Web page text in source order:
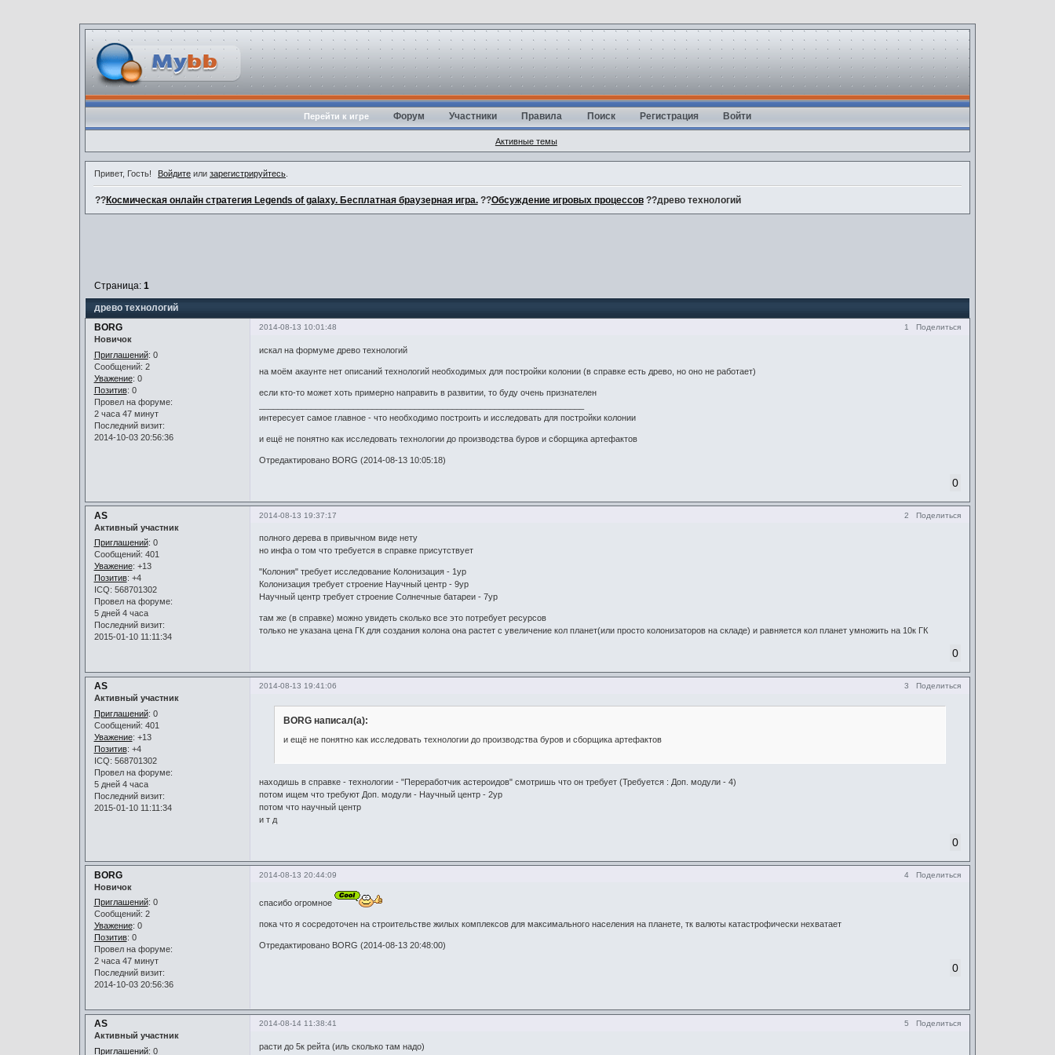
Перейти к игре Форум Участники Правила Поиск Регистрация Войти
Активные темы
Привет, Гость! Войдите илизарегистрируйтесь
??Космическая онлайн стратегия Legends of galaxy. Бесплатная браузерная игра.??Обсуждение игровых процессов??древо технологий
древо технологий
Страница: 1
Поделиться
1
2014-08-13 10:01:48
BORG
Новичок
Приглашений: 0
Сообщений: 2
Уважение: 0
Позитив: 0
Провел на форуме:
2 часа 47 минут
Последний визит:
2014-10-03 20:56:36
искал на формуме древо технологий
на моём акаунте нет описаний технологий необходимых для постройки колонии (в справке есть древо, но оно не работает)
если кто-то может хоть примерно направить в развитии, то буду очень признателен
интересует самое главное - что необходимо построить и исследовать для постройки колонии
и ещё не понятно как исследовать технологии до производства буров и сборщика артефактов
Отредактировано BORG (2014-08-13 10:05:18)
0
Поделиться
2
2014-08-13 19:37:17
AS
Активный участник
Приглашений: 0
Сообщений: 401
Уважение: +13
Позитив: +4
ICQ: 568701302
Провел на форуме:
5 дней 4 часа
Последний визит:
2015-01-10 11:11:34
полного дерева в привычном виде нету
но инфа о том что требуется в справке присутствует
"Колония" требует исследование Колонизация - 1ур
Колонизация требует строение Научный центр - 9ур
Научный центр требует строение Солнечные батареи - 7ур
там же (в справке) можно увидеть сколько все это потребует ресурсов
только не указана цена ГК для создания колона она растет с увеличение кол планет(или просто колонизаторов на складе) и равняется кол планет умножить на 10к ГК
0
Поделиться
3
2014-08-13 19:41:06
AS
Активный участник
Приглашений: 0
Сообщений: 401
Уважение: +13
Позитив: +4
ICQ: 568701302
Провел на форуме:
5 дней 4 часа
Последний визит:
2015-01-10 11:11:34
BORG написал(а):
и ещё не понятно как исследовать технологии до производства буров и сборщика артефактов
находишь в справке - технологии - "Переработчик астероидов" смотришь что он требует (Требуется : Доп. модули - 4)
потом ищем что требуют Доп. модули - Научный центр - 2ур
потом что научный центр
и т д
0
Поделиться
4
2014-08-13 20:44:09
BORG
Новичок
Приглашений: 0
Сообщений: 2
Уважение: 0
Позитив: 0
Провел на форуме:
2 часа 47 минут
Последний визит:
2014-10-03 20:56:36
спасибо огромное
пока что я сосредоточен на строительстве жилых комплексов для максимального населения на планете, тк валюты катастрофически нехватает
Отредактировано BORG (2014-08-13 20:48:00)
0
Поделиться
5
2014-08-14 11:38:41
AS
Активный участник
Приглашений: 0
расти до 5к рейта (иль сколько там надо)